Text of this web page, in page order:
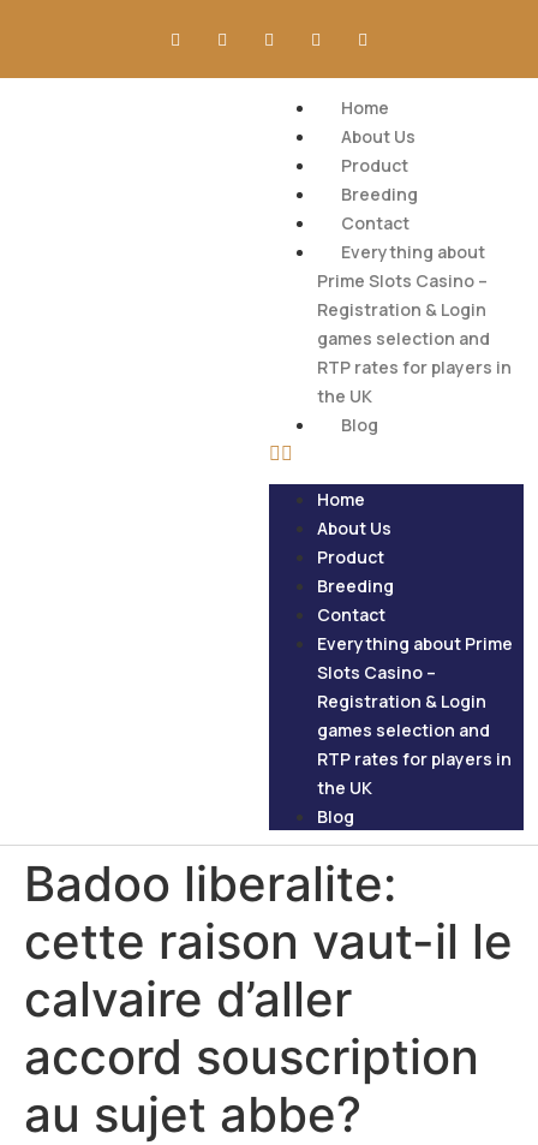
Home
About Us
Product
Breeding
Contact
Everything about
Prime Slots Casino –
Registration & Login
games selection and
RTP rates for players in
the UK
Blog
Home
About Us
Product
Breeding
Contact
Everything about Prime
Slots Casino –
Registration & Login
games selection and
RTP rates for players in
the UK
Blog
Badoo liberalite:
cette raison vaut-il le
calvaire d’aller
accord souscription
au sujet abbe?